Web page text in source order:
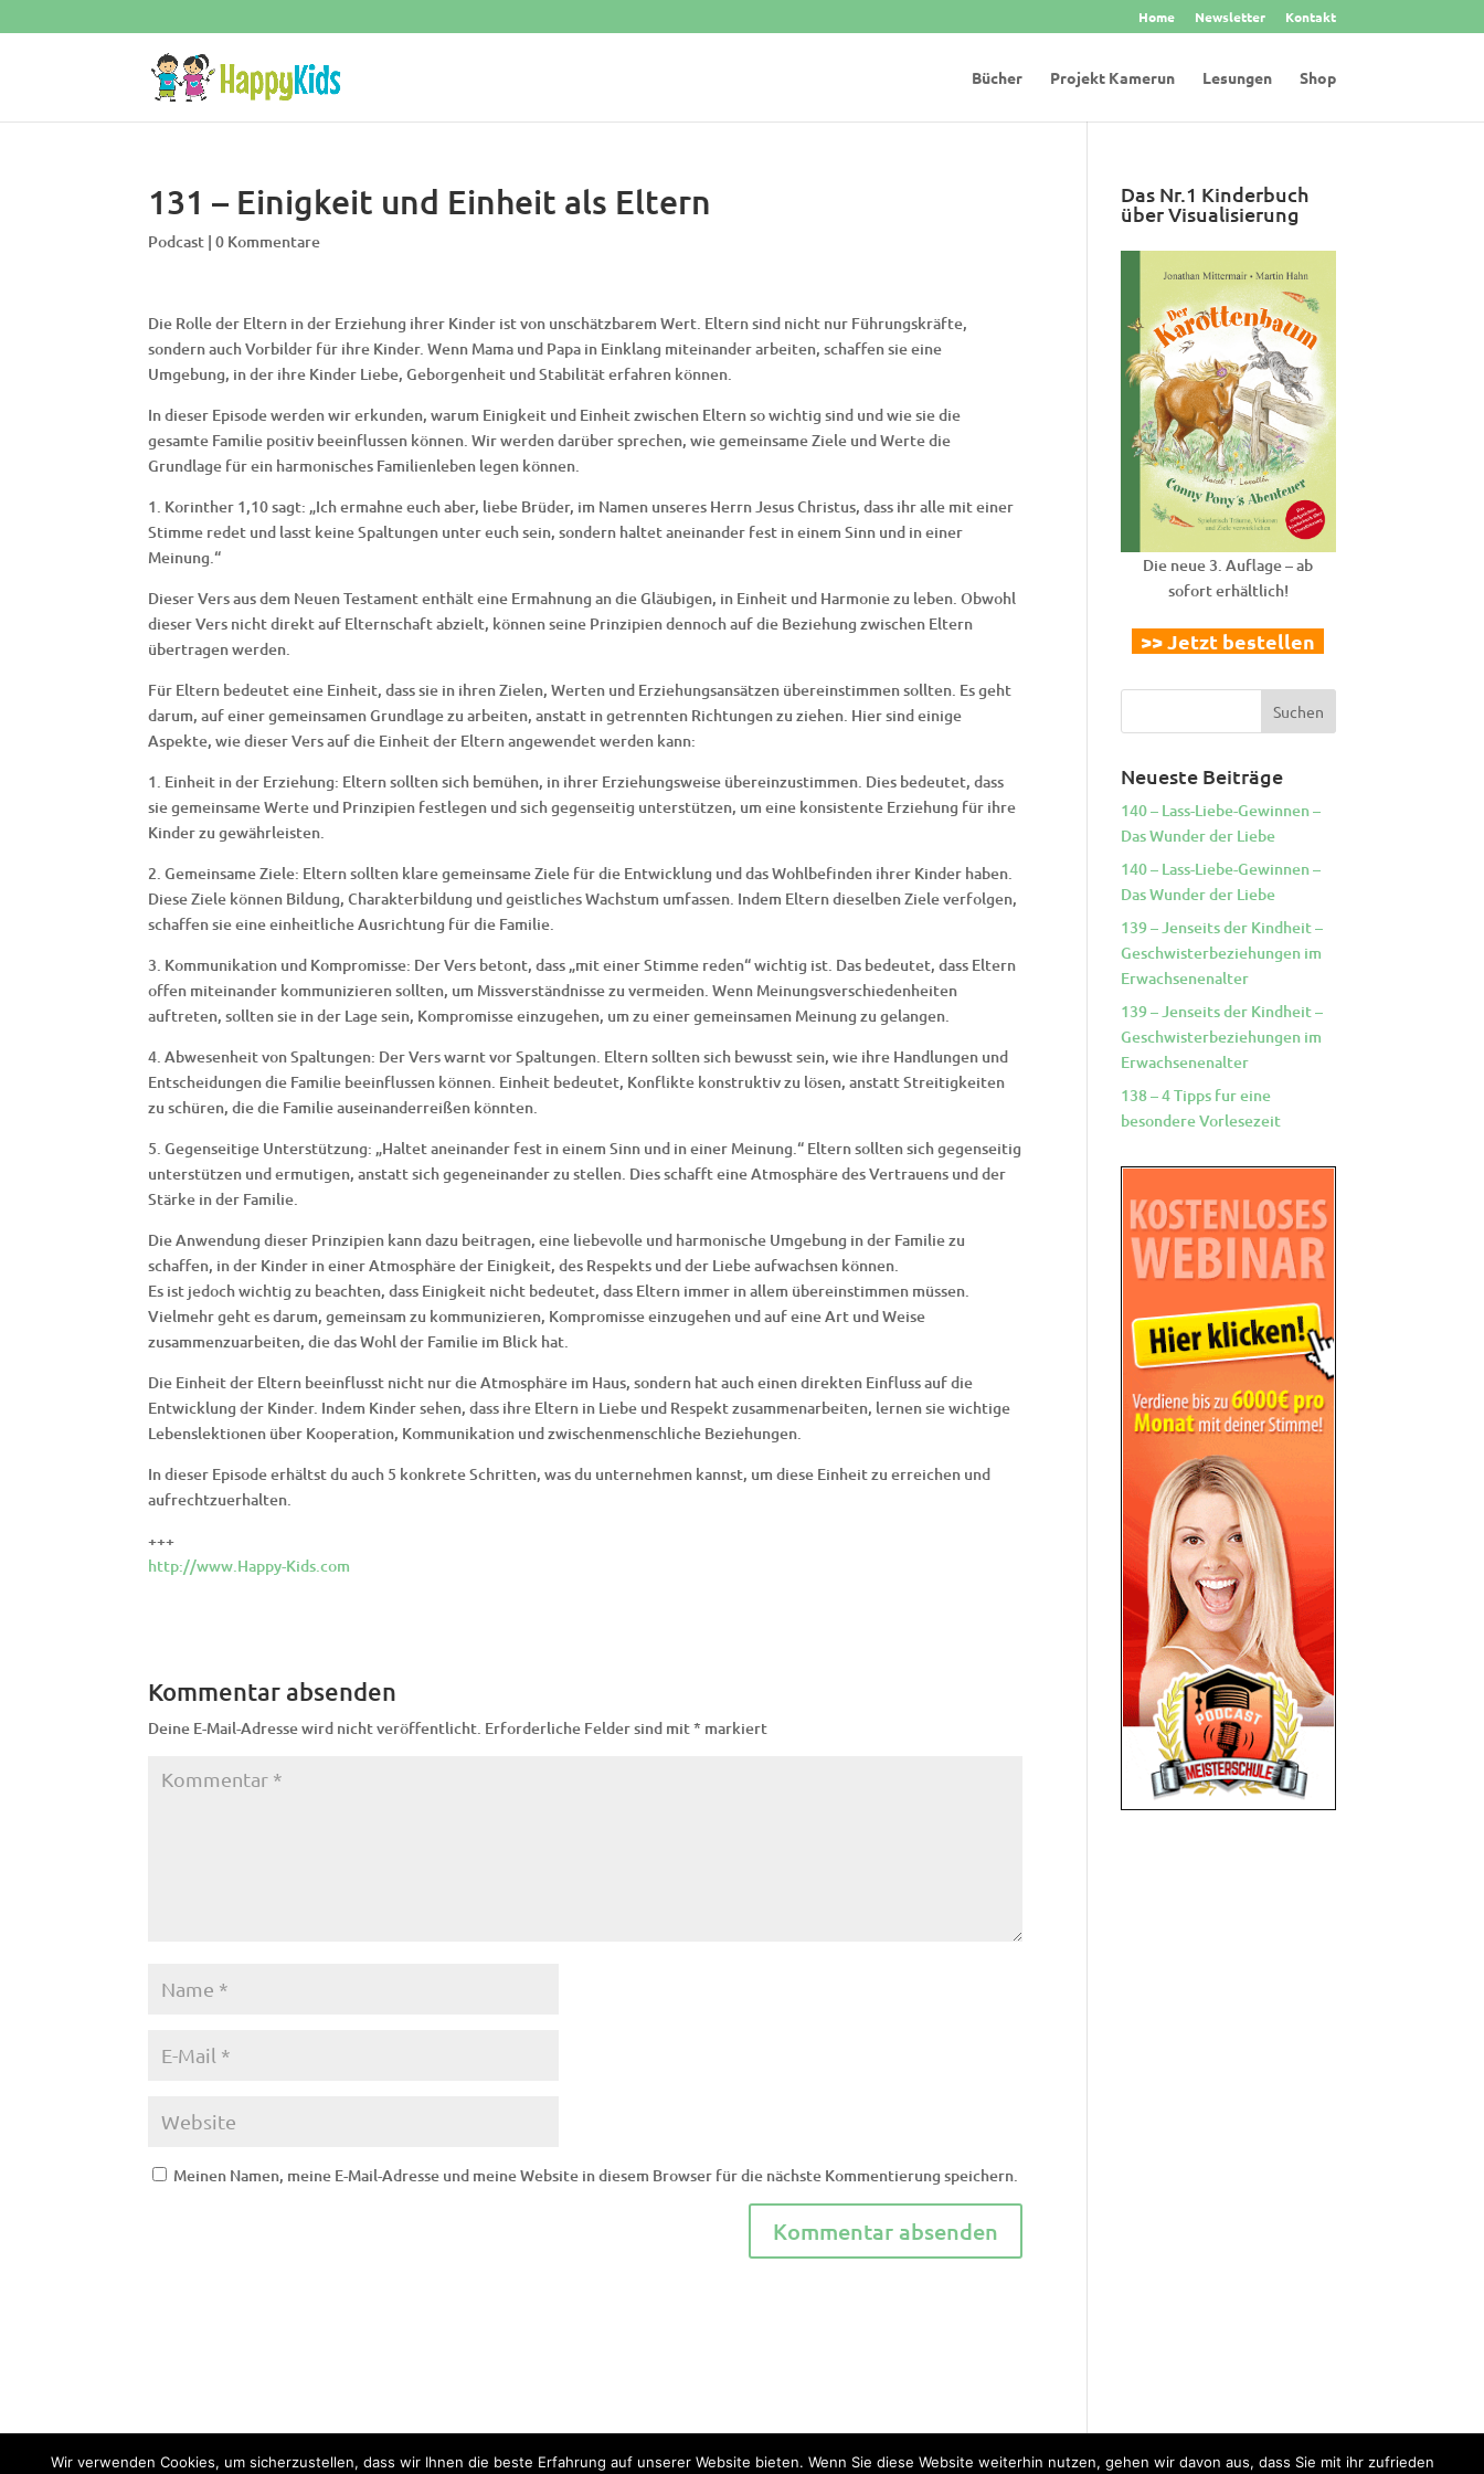
Home Newsletter Kontakt
Bücher Projekt Kamerun Lesungen Shop
131 – Einigkeit und Einheit als Eltern
Podcast |0 Kommentare
Die Rolle der Eltern in der Erziehung ihrer Kinder ist von unschätzbarem Wert. Eltern sind nicht nur Führungskräfte,
sondern auch Vorbilder für ihre Kinder. Wenn Mama und Papa in Einklang miteinander arbeiten, schaffen sie eine
Umgebung, in der ihre Kinder Liebe, Geborgenheit und Stabilität erfahren können.
In dieser Episode werden wir erkunden, warum Einigkeit und Einheit zwischen Eltern so wichtig sind und wie sie die
gesamte Familie positiv beeinflussen können. Wir werden darüber sprechen, wie gemeinsame Ziele und Werte die
Grundlage für ein harmonisches Familienleben legen können.
1. Korinther 1,10 sagt: „Ich ermahne euch aber, liebe Brüder, im Namen unseres Herrn Jesus Christus, dass ihr alle mit einer
Stimme redet und lasst keine Spaltungen unter euch sein, sondern haltet aneinander fest in einem Sinn und in einer
Meinung.“
Dieser Vers aus dem Neuen Testament enthält eine Ermahnung an die Gläubigen, in Einheit und Harmonie zu leben. Obwohl
dieser Vers nicht direkt auf Elternschaft abzielt, können seine Prinzipien dennoch auf die Beziehung zwischen Eltern
übertragen werden.
Für Eltern bedeutet eine Einheit, dass sie in ihren Zielen, Werten und Erziehungsansätzen übereinstimmen sollten. Es geht
darum, auf einer gemeinsamen Grundlage zu arbeiten, anstatt in getrennten Richtungen zu ziehen. Hier sind einige
Aspekte, wie dieser Vers auf die Einheit der Eltern angewendet werden kann:
1. Einheit in der Erziehung: Eltern sollten sich bemühen, in ihrer Erziehungsweise übereinzustimmen. Dies bedeutet, dass
sie gemeinsame Werte und Prinzipien festlegen und sich gegenseitig unterstützen, um eine konsistente Erziehung für ihre
Kinder zu gewährleisten.
2. Gemeinsame Ziele: Eltern sollten klare gemeinsame Ziele für die Entwicklung und das Wohlbefinden ihrer Kinder haben.
Diese Ziele können Bildung, Charakterbildung und geistliches Wachstum umfassen. Indem Eltern dieselben Ziele verfolgen,
schaffen sie eine einheitliche Ausrichtung für die Familie.
3. Kommunikation und Kompromisse: Der Vers betont, dass „mit einer Stimme reden“ wichtig ist. Das bedeutet, dass Eltern
offen miteinander kommunizieren sollten, um Missverständnisse zu vermeiden. Wenn Meinungsverschiedenheiten
auftreten, sollten sie in der Lage sein, Kompromisse einzugehen, um zu einer gemeinsamen Meinung zu gelangen.
4. Abwesenheit von Spaltungen: Der Vers warnt vor Spaltungen. Eltern sollten sich bewusst sein, wie ihre Handlungen und
Entscheidungen die Familie beeinflussen können. Einheit bedeutet, Konflikte konstruktiv zu lösen, anstatt Streitigkeiten
zu schüren, die die Familie auseinanderreißen könnten.
5. Gegenseitige Unterstützung: „Haltet aneinander fest in einem Sinn und in einer Meinung.“ Eltern sollten sich gegenseitig
unterstützen und ermutigen, anstatt sich gegeneinander zu stellen. Dies schafft eine Atmosphäre des Vertrauens und der
Stärke in der Familie.
Die Anwendung dieser Prinzipien kann dazu beitragen, eine liebevolle und harmonische Umgebung in der Familie zu
schaffen, in der Kinder in einer Atmosphäre der Einigkeit, des Respekts und der Liebe aufwachsen können.
Es ist jedoch wichtig zu beachten, dass Einigkeit nicht bedeutet, dass Eltern immer in allem übereinstimmen müssen.
Vielmehr geht es darum, gemeinsam zu kommunizieren, Kompromisse einzugehen und auf eine Art und Weise
zusammenzuarbeiten, die das Wohl der Familie im Blick hat.
Die Einheit der Eltern beeinflusst nicht nur die Atmosphäre im Haus, sondern hat auch einen direkten Einfluss auf die
Entwicklung der Kinder. Indem Kinder sehen, dass ihre Eltern in Liebe und Respekt zusammenarbeiten, lernen sie wichtige
Lebenslektionen über Kooperation, Kommunikation und zwischenmenschliche Beziehungen.
In dieser Episode erhältst du auch 5 konkrete Schritten, was du unternehmen kannst, um diese Einheit zu erreichen und
aufrechtzuerhalten.
+++
http://www.Happy-Kids.com
Kommentar absenden
Deine E-Mail-Adresse wird nicht veröffentlicht. Erforderliche Felder sind mit* markiert
Meinen Namen, meine E-Mail-Adresse und meine Website in diesem Browser für die nächste Kommentierung speichern.
Das Nr.1 Kinderbuch
über Visualisierung
Die neue 3. Auflage – ab
sofort erhältlich!
>> Jetzt bestellen
Neueste Beiträge
140 – Lass-Liebe-Gewinnen –
Das Wunder der Liebe
140 – Lass-Liebe-Gewinnen –
Das Wunder der Liebe
139 – Jenseits der Kindheit –
Geschwisterbeziehungen im
Erwachsenenalter
139 – Jenseits der Kindheit –
Geschwisterbeziehungen im
Erwachsenenalter
138 – 4 Tipps fur eine
besondere Vorlesezeit
Impressum Datenschutz
Wir verwenden Cookies, um sicherzustellen, dass wir Ihnen die beste Erfahrung auf unserer Website bieten. Wenn Sie diese Website weiterhin nutzen, gehen wir davon aus, dass Sie mit ihr zufrieden